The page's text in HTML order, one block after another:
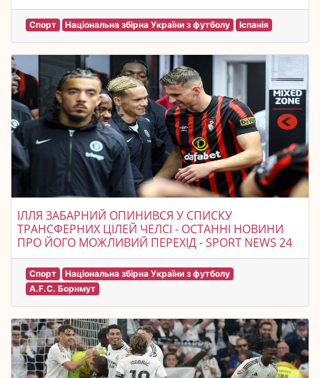
Спорт Національна збірна України з футболу Іспанія
ІЛЛЯ ЗАБАРНИЙ ОПИНИВСЯ У СПИСКУ
ТРАНСФЕРНИХ ЦІЛЕЙ ЧЕЛСІ - ОСТАННІ НОВИНИ
ПРО ЙОГО МОЖЛИВИЙ ПЕРЕХІД - SPORT NEWS 24
Спорт
Національна збірна України з футболу
A.F.C. Борнмут